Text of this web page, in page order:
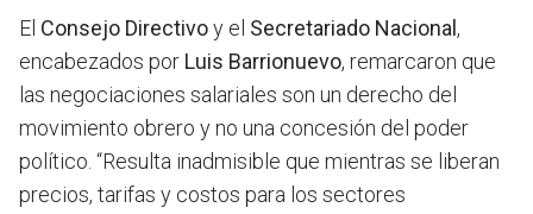
El Consejo Directivoy el Secretariado Nacional ,
encabezados por Luis Barrionuevo, remarcaron que
las negociaciones salariales son un derecho del
movimiento obrero y no una concesión del poder
político. “Resulta inadmisible que mientras se liberan
precios, tarifas y costos para los sectores